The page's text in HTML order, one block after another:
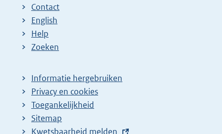
Contact
English
Help
Zoeken
Informatie hergebruiken
Privacy en cookies
Toegankelijkheid
Sitemap
E
Kwetsbaarheid melden